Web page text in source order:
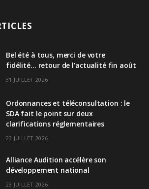
e
n
Bel été à tous, merci de votre
fidélité… retour de l’actualité fin août
31 JUILLET 2026
Ordonnances et téléconsultation : le
SDA fait le point sur deux
clarifications réglementaires
23 JUILLET 2026
Alliance Audition accélère son
développement national
23 JUILLET 2026